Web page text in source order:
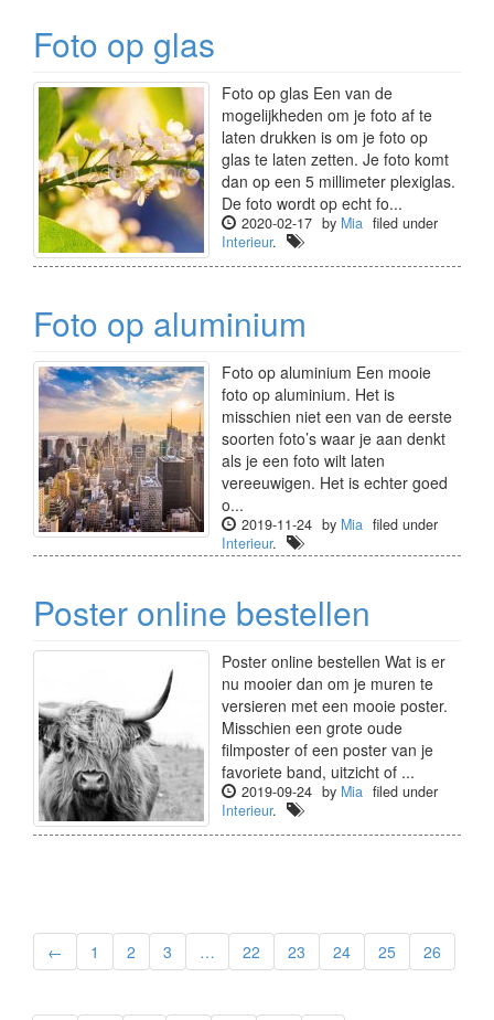
Foto op glas
Foto op glas Een van de
mogelijkheden om je foto af te
laten drukken is om je foto op
glas te laten zetten. Je foto komt
dan op een 5 millimeter plexiglas.
De foto wordt op echt fo...
2020-02-17 by Mia filed under
Interieur.
Foto op aluminium
Foto op aluminium Een mooie
foto op aluminium. Het is
misschien niet een van de eerste
soorten foto’s waar je aan denkt
als je een foto wilt laten
vereeuwigen. Het is echter goed
o...
2019-11-24 by Mia filed under
Interieur.
Poster online bestellen
Poster online bestellen Wat is er
nu mooier dan om je muren te
versieren met een mooie poster.
Misschien een grote oude
filmposter of een poster van je
favoriete band, uitzicht of ...
2019-09-24 by Mia filed under
Interieur.
← 1 2 3 … 22 23 24 25 26